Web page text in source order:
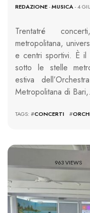
REDAZIONE-MUSICA- 4
Trentatré
metropolitana,
e centri sportivi. È il
sotto le stelle
estiva
Metropolitana di
TAGS: #CONCERTI #
963 VIEWS